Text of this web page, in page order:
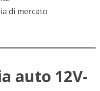
di mercato
auto 12V-